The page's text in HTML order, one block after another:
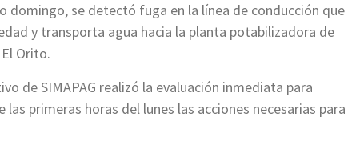
domingo, se detectó fuga en la línea de conducción que
y transporta agua hacia la planta potabilizadora de
Orito.
de SIMAPAG realizó la evaluación inmediata para
primeras horas del lunes las acciones necesarias para